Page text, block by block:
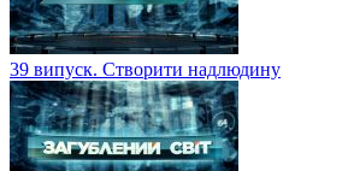
39 випуск. Створити надлюдину